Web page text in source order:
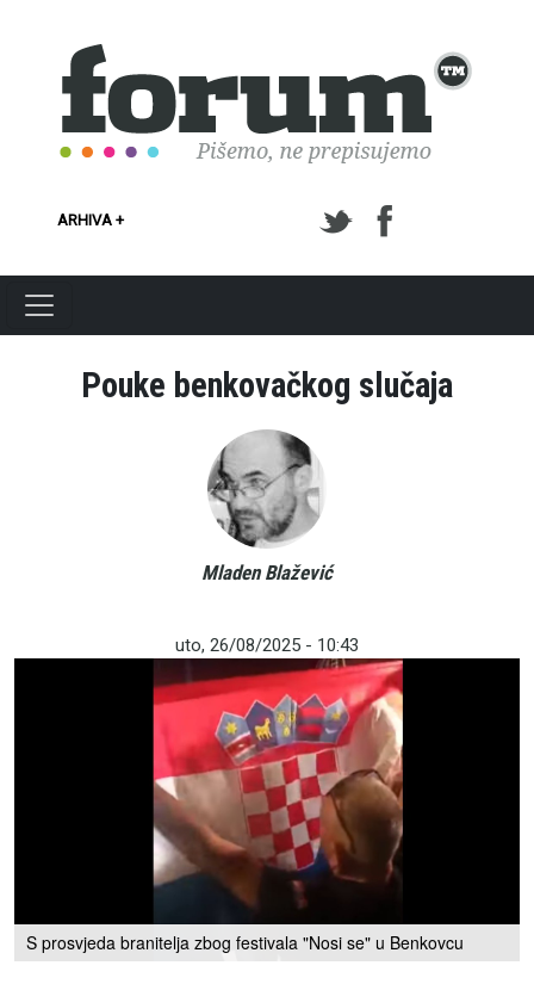
ARHIVA +
Pouke benkovačkog slučaja
Mladen Blažević
uto, 26/08/2025 - 10:43
S prosvjeda branitelja zbog festivala "Nosi se" u Benkovcu